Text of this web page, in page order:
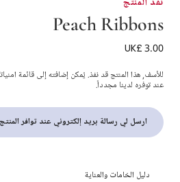
Peach Ribbons
مشبك للشعرمخمل لون أسود (4.5 سم)
UK£ 3.00
للأسف, هذا المنتج قد نفذ. يُمكن إضافته إلى قائمة
عند توفره لدينا مجدداً.
ارسل لي رسالة بريد إلكتروني عند توافر المنتج
دليل الخامات والعناية